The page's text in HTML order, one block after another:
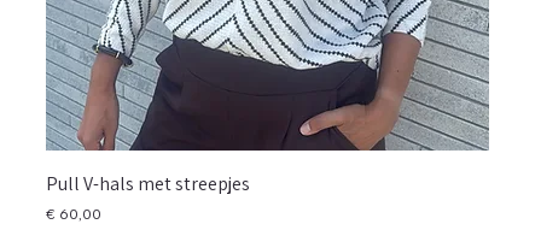
Pull V-hals met streepjes
Prijs
€ 60,00